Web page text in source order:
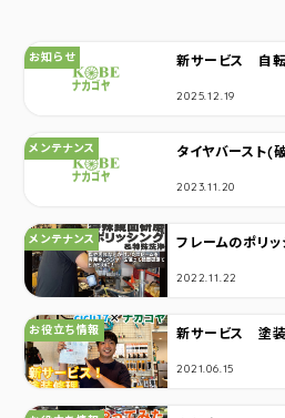
新サービス 自
カテゴリ：
お知らせ
2025.12.19
タイヤバースト(
カテゴリ：
メンテナンス
2023.11.20
フレームのポリ
カテゴリ：
メンテナンス
2022.11.22
新サービス 塗
カテゴリ：
お役立ち情報
2021.06.15